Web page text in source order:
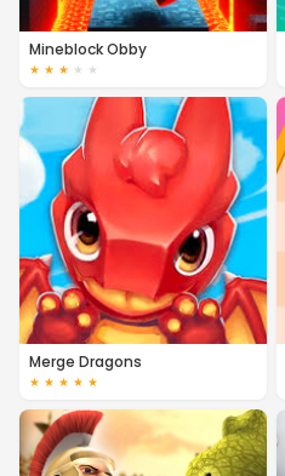
Mineblock Obby
★ ★ ★ ★ ★
Merge Dragons
★ ★ ★ ★ ★